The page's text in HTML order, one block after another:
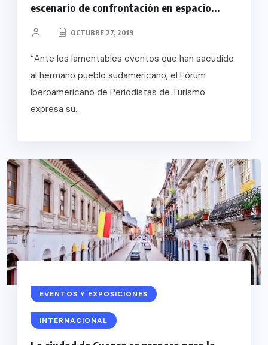
escenario de confrontación en espacio...
OCTUBRE 27, 2019
“Ante los lamentables eventos que han sacudido
al hermano pueblo sudamericano, el Fórum
Iberoamericano de Periodistas de Turismo
expresa su...
EVENTOS Y EXPOSICIONES
INTERNACIONAL